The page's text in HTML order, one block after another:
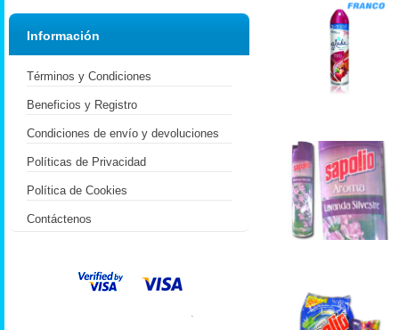
Información
Términos y Condiciones
Beneficios y Registro
Condiciones de envío y devoluciones
Políticas de Privacidad
Política de Cookies
Contáctenos
.